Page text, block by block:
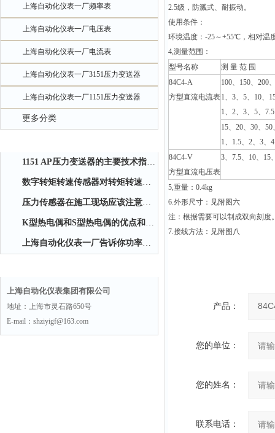
上海自动化仪表一厂频率表
上海自动化仪表一厂电压表
上海自动化仪表一厂电流表
上海自动化仪表一厂3151压力变送器
上海自动化仪表一厂1151压力变送器
更多分类
1151 AP压力变送器的主要技术指标有哪些
数字转矩转速传感器对转矩转速的测量
压力传感器在施工现场应该注意的几个方面
K型热电偶和S型热电偶的优点和缺点
上海自动化仪表一厂告诉你功率表可分为几类
上海自动化仪表集团有限公司
地址：上海市灵石路650号
E-mail：shziyigf@163.com
2.5级，防溅式、耐振动。
使用条件：
环境温度：-25～+55℃，相对温
4,测量范围：
型号名称
测 量 范 围
84C4-A
方型直流电流表
100、150、200
1、3、5、10、
1、2、3、5、
15、20、30、
1、1.5、2、3、
84C4-V
方型直流电压表
3、7.5、10、15
5,重量：0.4kg
6.外形尺寸：见附图六
注：根据需要可以制成双向刻度
7.接线方法：见附图八
产品：
您的单位：
您的姓名：
联系电话：